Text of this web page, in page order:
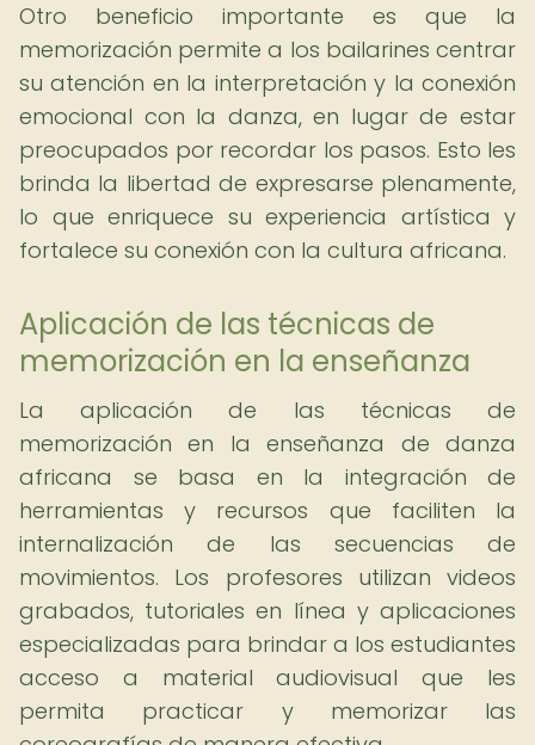
Otro beneficio importante es que la
memorización permite a los bailarines centrar
su atención en la interpretación y la conexión
emocional con la danza, en lugar de estar
preocupados por recordar los pasos. Esto les
brinda la libertad de expresarse plenamente,
lo que enriquece su experiencia artística y
fortalece su conexión con la cultura africana.
Aplicación de las técnicas de
memorización en la enseñanza
La aplicación de las técnicas de
memorización en la enseñanza de danza
africana se basa en la integración de
herramientas y recursos que faciliten la
internalización de las secuencias de
movimientos. Los profesores utilizan videos
grabados, tutoriales en línea y aplicaciones
especializadas para brindar a los estudiantes
acceso a material audiovisual que les
permita practicar y memorizar las